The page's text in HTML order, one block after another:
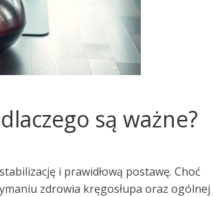
są ważne?
i prawidłową postawę. Choć
zdrowia kręgosłupa oraz ogólnej